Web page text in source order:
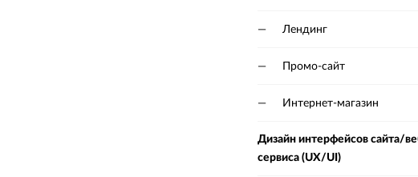
— Лендинг
— Промо-сайт
— Интернет-магазин
Дизайн интерфейсов сайта/
сервиса (UX/UI)